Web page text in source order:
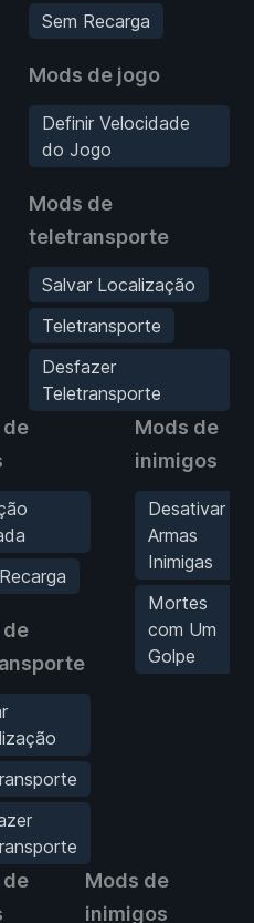
Sem Recarga
Mods de jogo
Definir Velocidade
do Jogo
Mods de
teletransporte
Salvar Localização
Teletransporte
Desfazer
Teletransporte
de
de
Mods de
inimigos
Desativar
Armas
Inimigas
Mortes
com Um
Golpe
de
Mods de
inimigos